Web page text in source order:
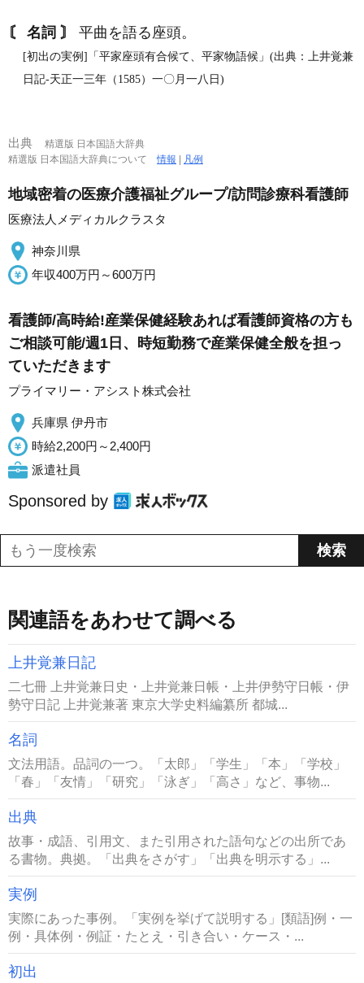
〘 名詞 〙 平曲を語る座頭。
[初出の実例]「平家座頭有合候て、平家物語候」(出典：上井覚兼
日記‐天正一三年（1585）一〇月一八日)
出典
精選版 日本国語大辞典
精選版 日本国語大辞典について情報 | 凡例
地域密着の医療介護福祉グループ/訪問診療科看護師
医療法人メディカルクラスタ
神奈川県
年収400万円～600万円
看護師/高時給!産業保健経験あれば看護師資格の方も
ご相談可能/週1日、時短勤務で産業保健全般を担っ
ていただきます
プライマリー・アシスト株式会社
兵庫県 伊丹市
時給2,200円～2,400円
派遣社員
Sponsored by
関連語をあわせて調べる
上井覚兼日記
二七冊 上井覚兼日史・上井覚兼日帳・上井伊勢守日帳・伊
勢守日記 上井覚兼著 東京大学史料編纂所 都城...
名詞
文法用語。品詞の一つ。「太郎」「学生」「本」「学校」
「春」「友情」「研究」「泳ぎ」「高さ」など、事物...
出典
故事・成語、引用文、また引用された語句などの出所であ
る書物。典拠。「出典をさがす」「出典を明示する」...
実例
実際にあった事例。「実例を挙げて説明する」[類語]例・一
例・具体例・例証・たとえ・引き合い・ケース・...
初出